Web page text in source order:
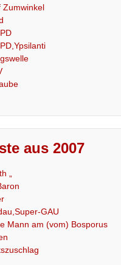
Zumwinkel
aus 2007
„
GAU
Mann am (vom) Bosporus